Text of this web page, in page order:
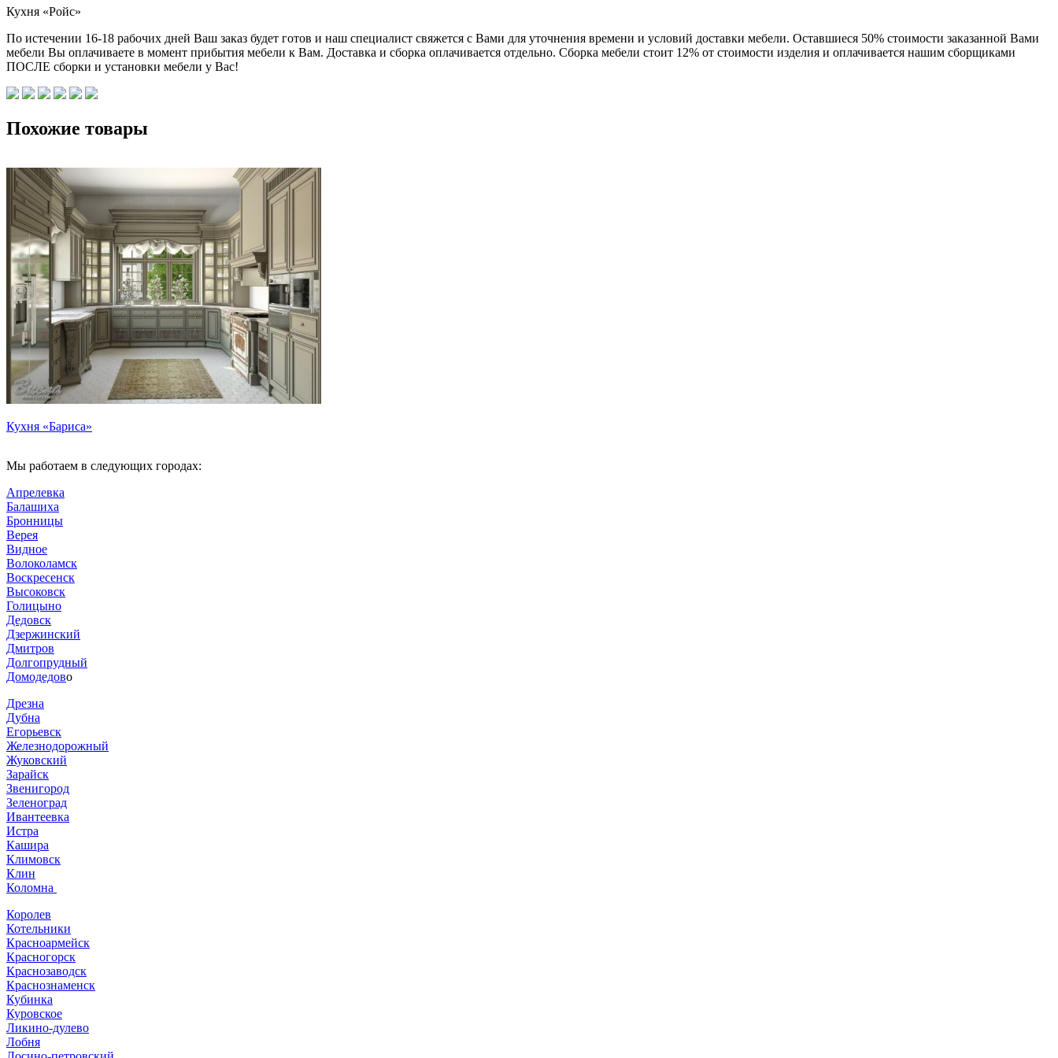
Кухня «Ройс»
По истечении 16-18 рабочих дней Ваш заказ будет готов и наш специалист свяжется с Вами для уточнения времени и условий доставки мебели. Оставшиеся 50% стоимости заказанной Вами
мебели Вы оплачиваете в момент прибытия мебели к Вам. Доставка и сборка оплачивается отдельно. Сборка мебели стоит 12% от стоимости изделия и оплачивается нашим сборщиками
ПОСЛЕ сборки и установки мебели у Вас!
Похожие товары
Кухня «Бариса»
Мы работаем в следующих городах:
Апрелевка
Балашиха
Бронницы
Верея
Видное
Волоколамск
Воскресенск
Высоковск
Голицыно
Дедовск
Дзержинский
Дмитров
Долгопрудный
Домодедово
Дрезна
Дубна
Егорьевск
Железнодорожный
Жуковский
Зарайск
Звенигород
Зеленоград
Ивантеевка
Истра
Кашира
Климовск
Клин
Коломна
Королев
Котельники
Красноармейск
Красногорск
Краснозаводск
Краснознаменск
Кубинка
Куровское
Ликино-дулево
Лобня